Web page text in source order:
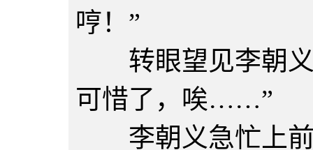
哼！”
转眼望见李朝义
可惜了，唉……”
李朝义急忙上前